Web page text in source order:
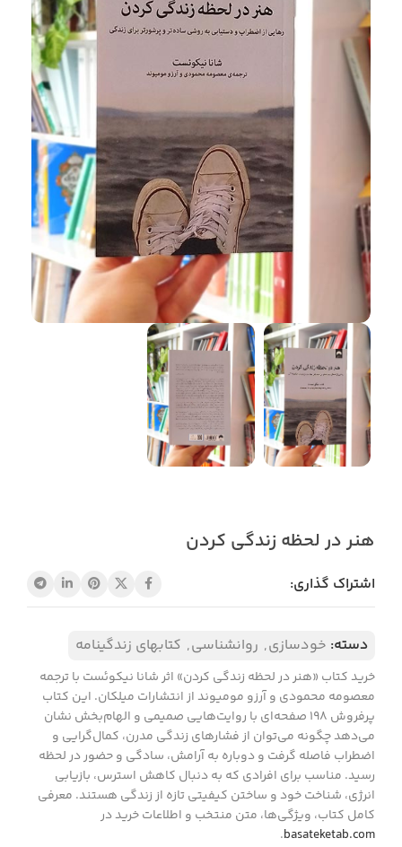
هنر در لحظه زندگی کردن
اشتراک گذاری:
دسته: خودسازی, روانشناسی, کتابهای زندگینامه
خرید کتاب «هنر در لحظه زندگی کردن» اثر شانا نیکوئست با ترجمه
معصومه محمودی و آرزو مومیوند از انتشارات میلکان. این کتاب
پرفروش ۱۹۸ صفحه‌ای با روایت‌هایی صمیمی و الهام‌بخش نشان
می‌دهد چگونه می‌توان از فشارهای زندگی مدرن، کمال‌گرایی و
اضطراب فاصله گرفت و دوباره به آرامش، سادگی و حضور در لحظه
رسید. مناسب برای افرادی که به دنبال کاهش استرس، بازیابی
انرژی، شناخت خود و ساختن کیفیتی تازه از زندگی هستند. معرفی
کامل کتاب، ویژگی‌ها، متن منتخب و اطلاعات خرید در
basateketab.com
.